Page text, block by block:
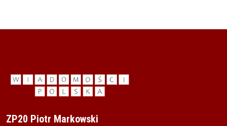
ZP20 Piotr Markowski